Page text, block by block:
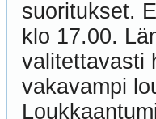
suoritukset.
klo 17.00.
valitettavasti
vakavampi